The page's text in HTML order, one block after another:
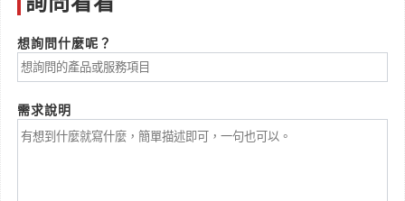
想詢問什麼呢？
需求說明